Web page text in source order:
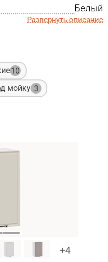
Белый
Развернуть описание
10
мойку 3
+4